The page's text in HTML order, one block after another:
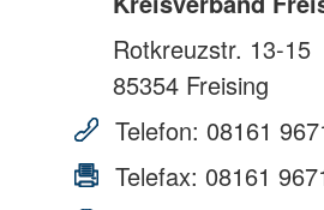
Wohlfahrt
Blutspende
Rotes
Rotkreuzstr. 13-15
85354 Freising
Telefon: 08161
Telefax: 08161